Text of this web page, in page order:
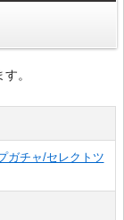
。
ガチャ/セレクトツ